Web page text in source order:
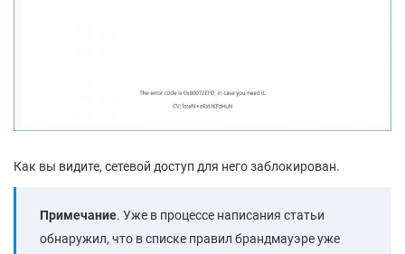
Как вы видите, сетевой доступ для него заблокирован.
Примечание. Уже в процессе написания статьи
обнаружил, что в списке правил брандмауэре уже